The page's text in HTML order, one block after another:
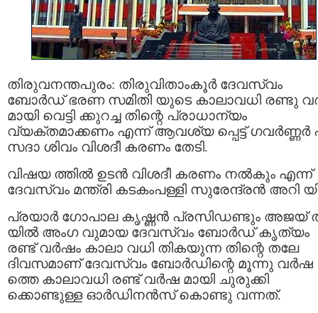
തിരുവനന്തപുരം: തിരുവിതാംകൂര്‍ ദേവസ്വം
ബോര്‍ഡ് ഭരണ സമിതി യുടെ കാലാവധി രണ്ടു
മായി വെട്ടി ക്കുറച്ച തിന്റെ പ്രാധാന്യം
വ്യക്തമാക്കണം എന്ന് ആവശ്യ പ്പെട്ട് ഗവര്‍ണ്ണര്‍
സദാ ശിവം വിശദീ കരണം തേടി.
വിഷയ ത്തില്‍ ഉടന്‍ വിശദീ കരണം നല്‍കും എന്ന്
ദേവസ്വം മന്ത്രി കടകംപള്ളി സുരേന്ദ്രന്‍ അറി
പ്രയാര്‍ ഗോപാല കൃഷ്ണന്‍ പ്രസിഡണ്ടും അജയ്
യില്‍ അംഗ വുമായ ദേവസ്വം ബോര്‍ഡ് കൃത്യം
രണ്ട് വര്‍ഷം കാലാ വധി തികയുന്ന തിന്റെ തലേ
ദിവസമാണ് ദേവസ്വം ബോര്‍ഡിന്റെ മൂന്നു വര്‍ഷ
ത്തെ കാലാവധി രണ്ട് വര്‍ഷ മായി ചുരുക്കി
ക്കൊണ്ടുള്ള ഓര്‍ഡിനന്‍സ് കൊണ്ടു വന്നത്‌.